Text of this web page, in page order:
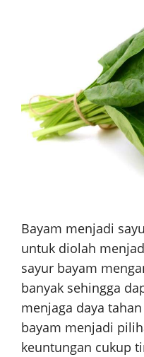
Bayam menjadi
untuk diolah
sayur bayam
banyak sehingga
menjaga daya
bayam menjadi
keuntungan cukup